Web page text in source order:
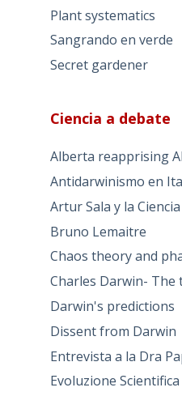
Plant systematics
Sangrando en verde
Secret gardener
Ciencia a debate
Alberta reapprising
Antidarwinismo en
Artur Sala y la
Bruno Lemaitre
Chaos theory and
Charles Darwin- The
Darwin's predictions
Dissent from Darwin
Entrevista a la Dra
Evoluzione Scientifica